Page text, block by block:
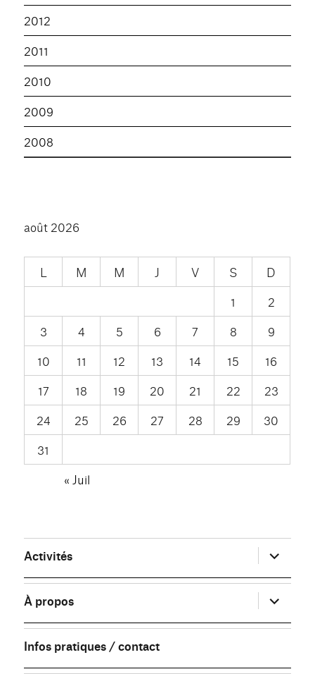
2012
2011
2010
2009
2008
août 2026
L M M J V S
D
1
2
3
4 5 6 7 8
9
10
11 12 13 14 15
16
17
18 19 20 21 22
23
24
25 26 27 28 29
30
31
« Juil
Activités ouvrir
le
sous-
menu
À propos
ouvrir
le
sous-
menu
Infos pratiques / contact